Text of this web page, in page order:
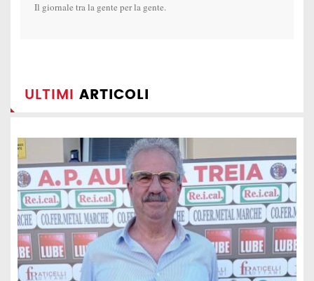
Il giornale tra la gente per la gente.
ULTIMI ARTICOLI